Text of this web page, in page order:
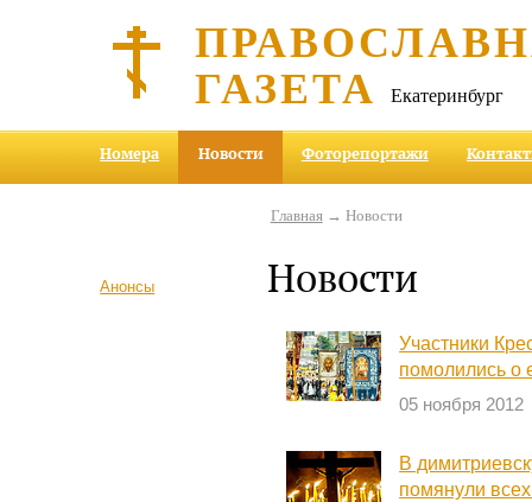
ГАЗЕТА Екатеринбург
Номера Новости Фоторепортажи
Анонсы
Главная→ Новости
Новости
Участники
помолились о
05 ноября 2012
В
помянули